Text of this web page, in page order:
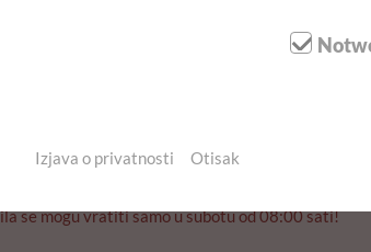
Vrijeme preuzimanja:
se mogu vratiti samo u subotu od 08:00 sati!
Izjava o privatnosti Otisak